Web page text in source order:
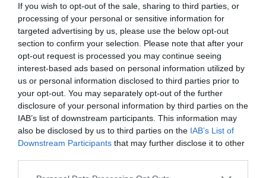
If you wish to opt-out of the sale, sharing to third parties, or
processing of your personal or sensitive information for
targeted advertising by us, please use the below opt-out
section to confirm your selection. Please note that after your
opt-out request is processed you may continue seeing
interest-based ads based on personal information utilized by
us or personal information disclosed to third parties prior to
your opt-out. You may separately opt-out of the further
disclosure of your personal information by third parties on the
IAB’s list of downstream participants. This information may
also be disclosed by us to third parties on the IAB’s List of
Downstream Participants that may further disclose it to other
Douanes, en berne? Du reste, il s’agit là d’une solution
cosmétique d’autant que les internautes peuvent bien
se tourner (ils l’ont fait d’ailleurs) vers des sites
internationaux sur lesquels la censure n’a pas prise.
Après la chienlit qui a été installée, il ne manquait plus
que pareilles décisions inconséquentes de la part du
gouvernement.
Dans cette ambiance des plus moroses, il y a eu la